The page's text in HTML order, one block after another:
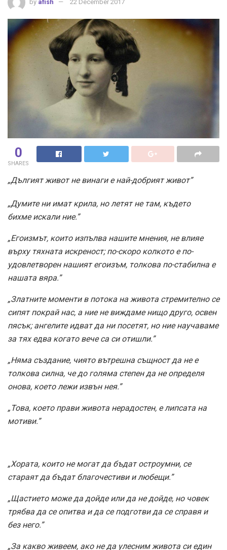
by afish 22 December 2017
0
SHARES
„Дългият живот не винаги е най-добрият живот”
„Думите ни имат крила, но летят не там, където
бихме искали ние.”
„Егоизмът, които изпълва нашите мнения, не влияе
върху тяхната искреност; по-скоро колкото е по-
удовлетворен нашият егоизъм, толкова по-стабилна е
нашата вяра.”
„Златните моменти в потока на живота стремително се
сипят покрай нас, а ние не виждаме нищо друго, освен
пясък; ангелите идват да ни посетят, но ние научаваме
за тях едва когато вече са си отишли.”
„Няма създание, чиято вътрешна същност да не е
толкова силна, че до голяма степен да не определя
онова, което лежи извън нея.”
„Това, което прави живота нерадостен, е липсата на
мотиви.”
„Хората, които не могат да бъдат остроумни, се
стараят да бъдат благочестиви и любещи.”
„Щастието може да дойде или да не дойде, но човек
трябва да се опитва и да се подготви да се справя и
без него.”
„За какво живеем, ако не да улесним живота си един